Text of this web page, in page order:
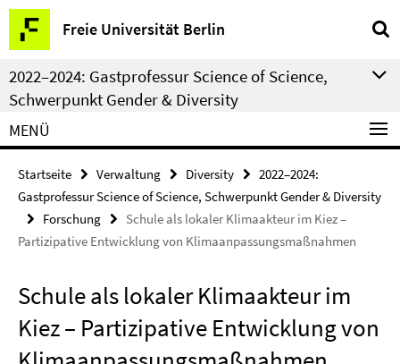
Springe
direkt
zu
Inhalt
Freie Universität Berlin
Service-
Navigation
2022–2024: Gastprofessur Science of Science,
Schwerpunkt Gender & Diversity
MENÜ
Startseite Verwaltung Diversity
2022–2024:
Gastprofessur Science of Science, Schwerpunkt Gender & Diversity
Forschung
Schule als lokaler Klimaakteur im Kiez –
Partizipative Entwicklung von Klimaanpassungsmaßnahmen
Schule als lokaler Klimaakteur im
Kiez – Partizipative Entwicklung von